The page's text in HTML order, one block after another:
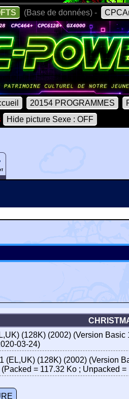
(Base de données) -
20154 PROGRAMMES
Hide picture Sexe : OFF
(128K) (2002) (Version Basic
03-24)
(EL,UK) (128K) (2002) (Version
(Packed = 117.32 Ko ; Unpacked =